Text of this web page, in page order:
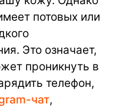
потовых или
Это означает,
проникнуть в
телефон,
чат,